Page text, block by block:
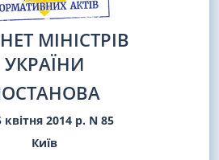
МІНІСТРІВ
УКРАЇНИ
квітня 2014 р. N 85
Київ